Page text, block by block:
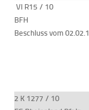
VI R15 / 10
BFH
Beschluss vom
2 K 1277 / 10